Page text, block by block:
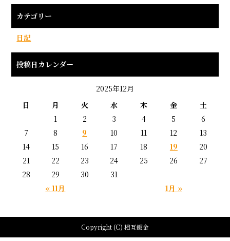
カテゴリー
日記
投稿日カレンダー
2025年12月
日
月 火 水 木 金 土
« 11月 1月 »
1 2 3 4 5
6
7
8 9 10 11 12
13
14
15 16 17 18 19
20
21
22 23 24 25 26
27
28
29 30 31
Copyright (C) 相互鈑金